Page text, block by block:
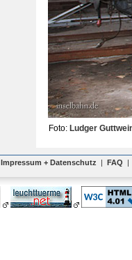
Foto: Ludger
Impressum + Datenschutz | FAQ |